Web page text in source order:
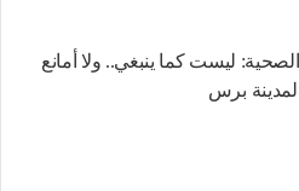
ليست كما ينبغي.. ولا أمانع
برس